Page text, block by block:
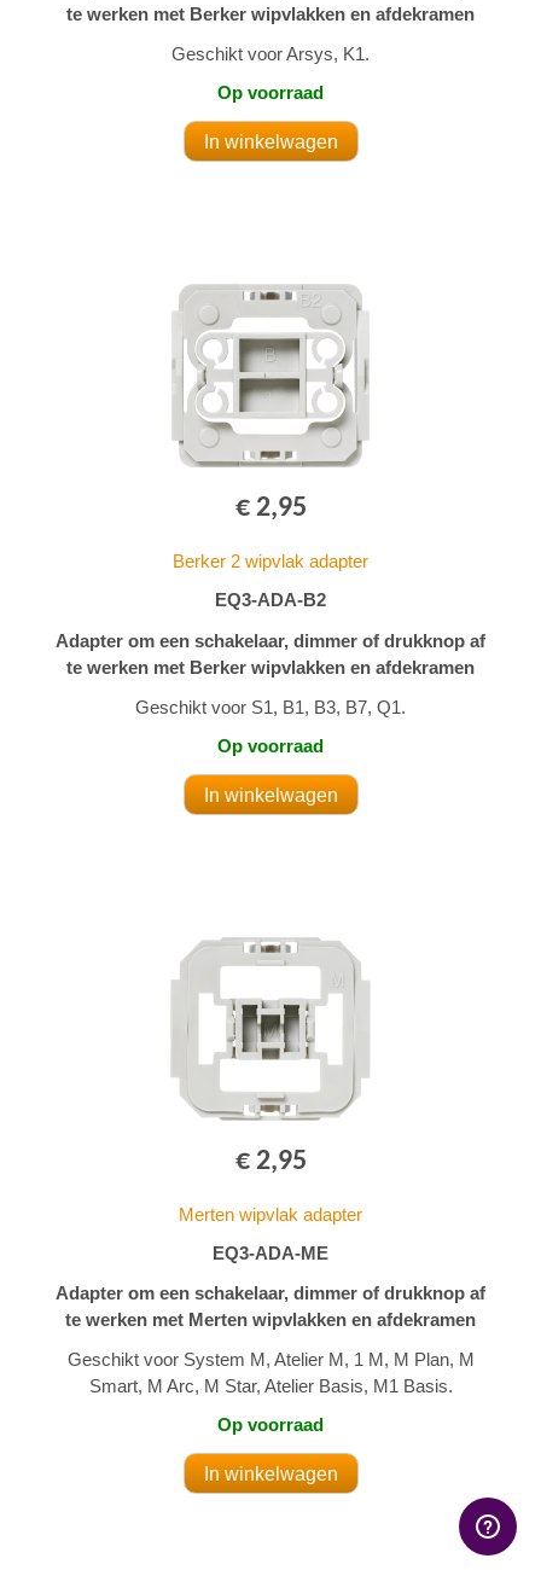
te werken met Berker wipvlakken en afdekramen
Geschikt voor Arsys, K1.
Op voorraad
€ 2,95
Berker 2 wipvlak adapter
EQ3-ADA-B2
Adapter om een schakelaar, dimmer of drukknop af
te werken met Berker wipvlakken en afdekramen
Geschikt voor S1, B1, B3, B7, Q1.
Op voorraad
€ 2,95
Merten wipvlak adapter
EQ3-ADA-ME
Adapter om een schakelaar, dimmer of drukknop af
te werken met Merten wipvlakken en afdekramen
Geschikt voor System M, Atelier M, 1 M, M Plan, M
Smart, M Arc, M Star, Atelier Basis, M1 Basis.
Op voorraad